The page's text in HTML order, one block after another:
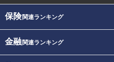
保険関連ランキング
金融関連ランキング